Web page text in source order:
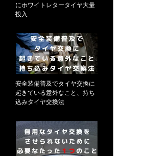
にホワイトレタータイヤ大量
投入
安全装備普及でタイヤ交換に
起きている意外なこと、持ち
込みタイヤ交換法